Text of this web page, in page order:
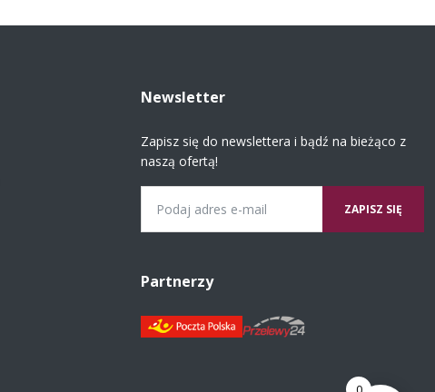
Newsletter
Zapisz się do newslettera i bądź na bieżąco z
naszą ofertą!
Partnerzy